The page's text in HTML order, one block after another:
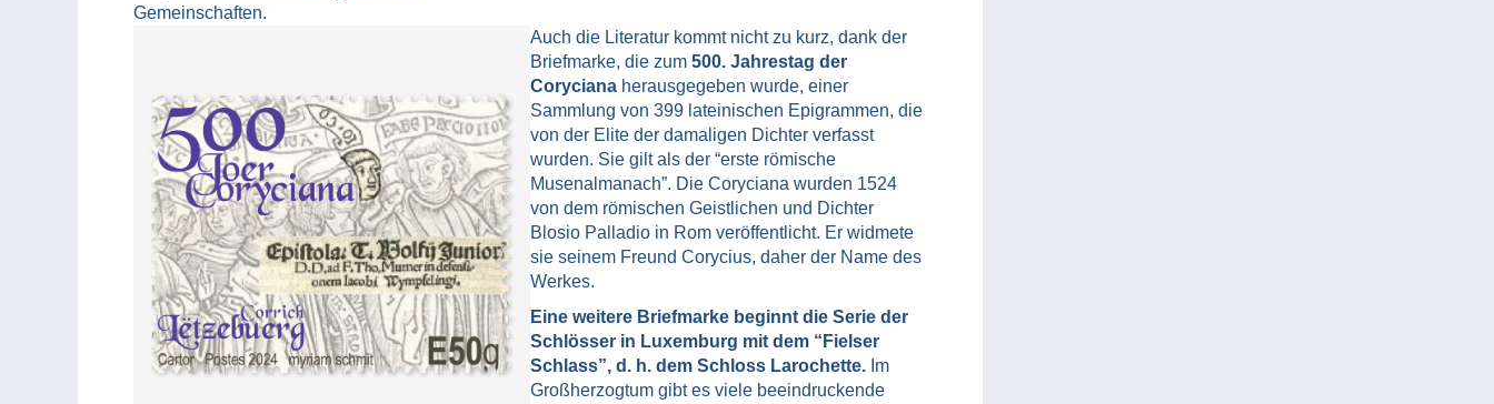
Gemeinschaften.
Auch die Literatur kommt nicht zu kurz, dank der
Briefmarke, die zum 500. Jahrestag der
Coryciana herausgegeben wurde, einer
Sammlung von 399 lateinischen Epigrammen, die
von der Elite der damaligen Dichter verfasst
wurden. Sie gilt als der “erste römische
Musenalmanach”. Die Coryciana wurden 1524
von dem römischen Geistlichen und Dichter
Blosio Palladio in Rom veröffentlicht. Er widmete
sie seinem Freund Corycius, daher der Name des
Werkes.
Eine weitere Briefmarke beginnt die Serie der
Schlösser in Luxemburg mit dem “Fielser
Schlass”, d. h. dem Schloss Larochette. Im
Großherzogtum gibt es viele beeindruckende